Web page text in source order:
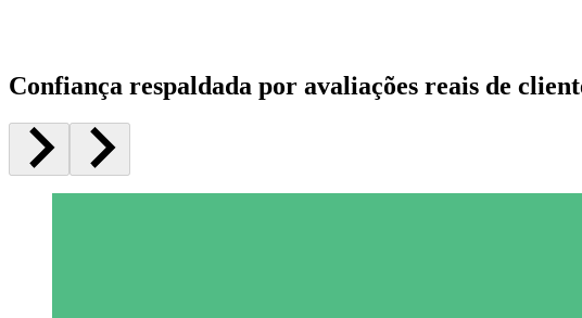
Confiança respaldada por avaliações reais de